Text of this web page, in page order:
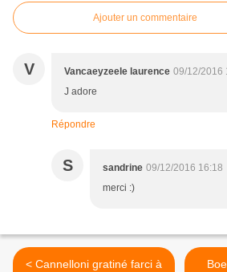
Ajouter un commentaire
V Vancaeyzeele laurence 09/12/2016
J adore
Répondre
S sandrine 09/12/2016 16:18
merci :)
< Cannelloni gratiné farci à